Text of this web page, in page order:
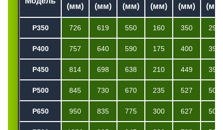
(мм) (мм) (мм) (мм) (мм) (мм)
P350 726 619 550 160 350 298
P400 757 640 590 175 400 390
P450 814 698 638 210 449 390
P500 845 730 670 235 527 500
P650 950 835 775 300 627 500